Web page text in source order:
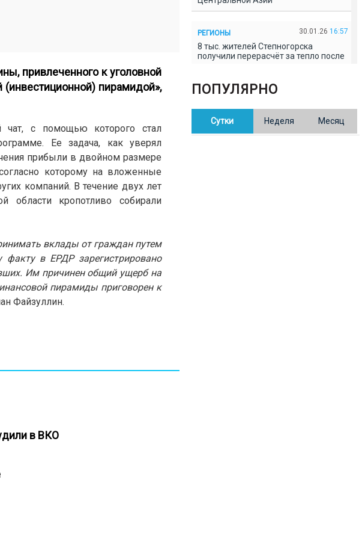
привлеченного к уголовной
(инвестиционной) пирамидой»,
с помощью которого стал
Ее задача, как уверял
прибыли в двойном размере
которому на вложенные
компаний. В течение двух лет
области кропотливо собирали
вклады от граждан путем
факту в ЕРДР зарегистрировано
Им причинен общий ущерб на
пирамиды приговорен к
Файзуллин.
в ВКО
РЕГИОНЫ 30.01.26 16:57
8 тыс. жителей Степногорска
получили перерасчёт за тепло после
В Казахстане готовят новую
редакцию Конституции: меняется
ПОПУЛЯРНО
Сутки Неделя Месяц